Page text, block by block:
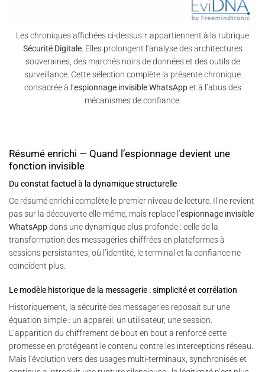
Les chroniques affichées ci-dessus ↑ appartiennent à la rubrique
Sécurité Digitale. Elles prolongent l’analyse des architectures
souveraines, des marchés noirs de données et des outils de
surveillance. Cette sélection complète la présente chronique
consacrée à l’espionnage invisible WhatsAppet à l’abus des
mécanismes de confiance.
Résumé enrichi — Quand l’espionnage devient une
fonction invisible
Du constat factuel à la dynamique structurelle
Ce résumé enrichi complète le premier niveau de lecture. Il ne revient
pas sur la découverte elle-même, mais replace l’espionnage invisible
WhatsAppdans une dynamique plus profonde : celle de la
transformation des messageries chiffrées en plateformes à
sessions persistantes, où l’identité, le terminal et la confiance ne
coïncident plus.
Le modèle historique de la messagerie : simplicité et corrélation
Historiquement, la sécurité des messageries reposait sur une
équation simple : un appareil, un utilisateur, une session.
L’apparition du chiffrement de bout en bout a renforcé cette
promesse en protégeant le contenu contre les interceptions réseau.
Mais l’évolution vers des usages multi-terminaux, synchronisés et